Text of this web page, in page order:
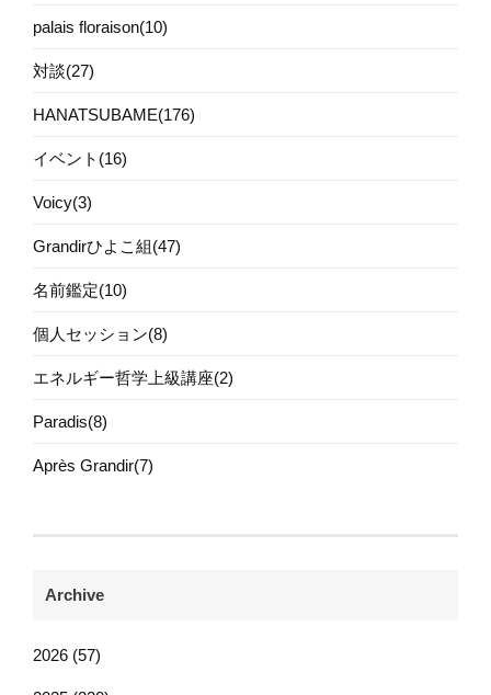
palais floraison(10)
対談(27)
HANATSUBAME(176)
イベント(16)
Voicy(3)
Grandirひよこ組(47)
名前鑑定(10)
個人セッション(8)
エネルギー哲学上級講座(2)
Paradis(8)
Après Grandir(7)
Archive
2026 (57)